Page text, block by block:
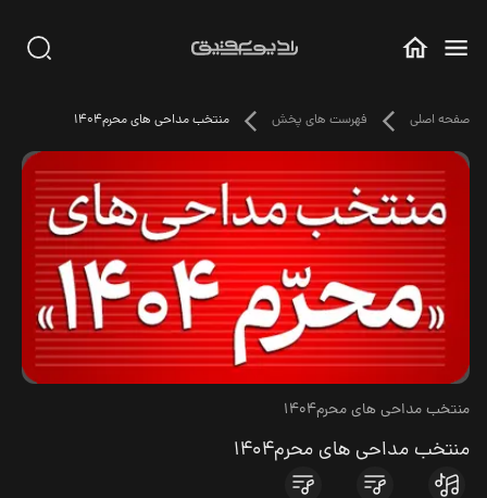
صفحه اصلی فهرست های پخش منتخب مداحی های محرم1404
منتخب مداحی های محرم1404
منتخب مداحی های محرم1404